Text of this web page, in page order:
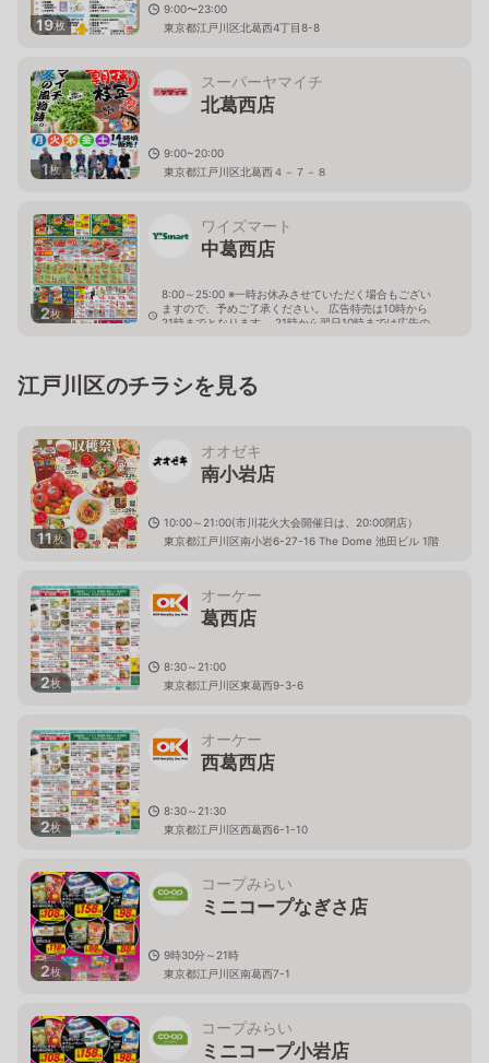
19枚
9:00〜23:00
東京都江戸川区北葛西4丁目8-8
1枚
スーパーヤマイチ
北葛西店
9:00~20:00
東京都江戸川区北葛西４－７－８
2枚
ワイズマート
中葛西店
8:00～25:00 ※一時お休みさせていただく場合もござい
ますので、予めご了承ください。 広告特売は10時から
21時までとなります。 21時から翌日10時までは広告の
江戸川区のチラシを見る
11枚
オオゼキ
南小岩店
10:00～21:00(市川花火大会開催日は、20:00閉店）
東京都江戸川区南小岩6-27-16 The Dome 池田ビル 1階
2枚
オーケー
葛西店
8:30～21:00
東京都江戸川区東葛西9-3-6
2枚
オーケー
西葛西店
8:30～21:30
東京都江戸川区西葛西6-1-10
2枚
コープみらい
ミニコープなぎさ店
9時30分～21時
東京都江戸川区南葛西7-1
コープみらい
ミニコープ小岩店